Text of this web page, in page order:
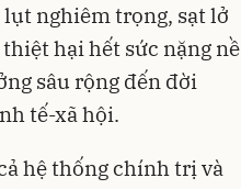
nghiêm trọng, sạt lở
hại hết sức nặng nề
sâu rộng đến đời
tế-xã hội.
hệ thống chính trị và